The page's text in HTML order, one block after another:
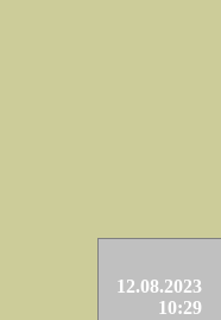
12.08.2023
10:29